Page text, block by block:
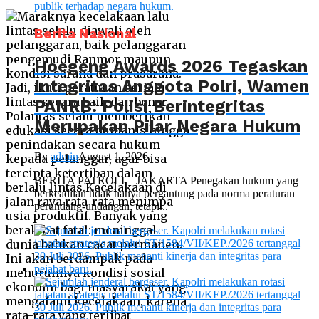
Berita Nasional
Hoegeng Awards 2026 Tegaskan
Integritas Anggota Polri, Wamen
PANRB: Polisi Berintegritas
Merupakan Pilar Negara Hukum
By adminAugust 1, 2026
BERITA PATROLI – JAKARTA Penegakan hukum yang
berkeadilan tidak hanya bergantung pada norma peraturan
perundang-undangan, tetapi...